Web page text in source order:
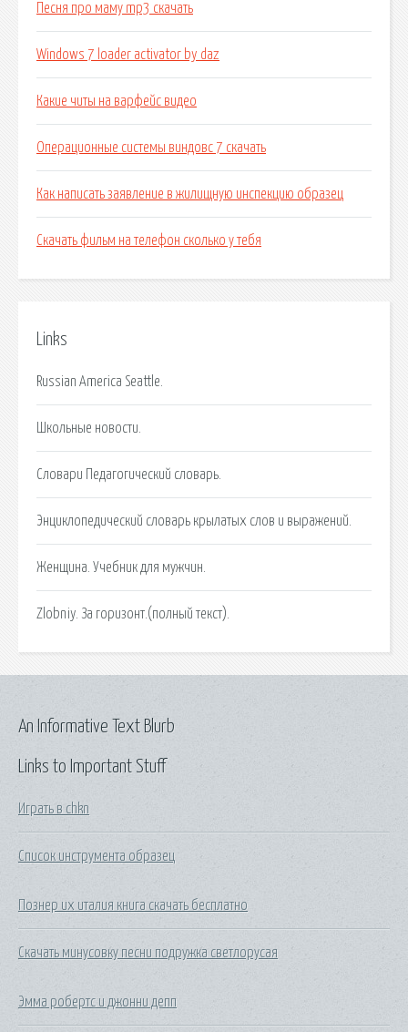
Песня про маму mp3 скачать
Windows 7 loader activator by daz
Какие читы на варфейс видео
Операционные системы виндовс 7 скачать
Как написать заявление в жилищную инспекцию образец
Скачать фильм на телефон сколько у тебя
Links
Russian America Seattle.
Школьные новости.
Словари Педагогический словарь.
Энциклопедический словарь крылатых слов и выражений.
Женщина. Учебник для мужчин.
Zlobniy. За горизонт.(полный текст).
Links to Important Stuff
Играть в chkn
Список инструмента образец
Познер их италия книга скачать бесплатно
Скачать минусовку песни подружка светлорусая
Эмма робертс и джонни депп
An Informative Text Blurb